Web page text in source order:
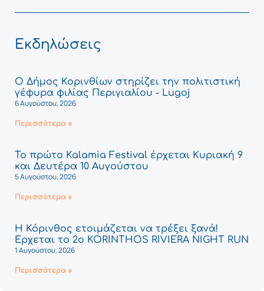
Εκδηλώσεις
Ο Δήμος Κορινθίων στηρίζει την πολιτιστική
γέφυρα φιλίας Περιγιαλίου - Lugoj
6 Αυγούστου, 2026
Περισσότερα »
Το πρώτο Kalamia Festival έρχεται Κυριακή 9
και Δευτέρα 10 Αυγούστου
5 Αυγούστου, 2026
Περισσότερα »
Η Κόρινθος ετοιμάζεται να τρέξει ξανά!
Έρχεται το 2ο KORINTHOS RIVIERA NIGHT RUN
1 Αυγούστου, 2026
Περισσότερα »